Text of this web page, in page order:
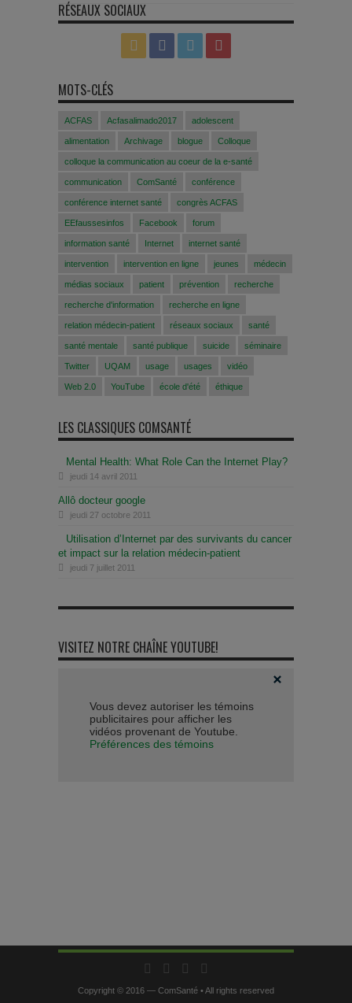
RÉSEAUX SOCIAUX
MOTS-CLÉS
ACFAS Acfasalimado2017 adolescent
alimentation Archivage blogue Colloque
colloque la communication au coeur de la e-santé
communication ComSanté conférence
conférence internet santé congrès ACFAS
EEfaussesinfos Facebook forum
information santé Internet internet santé
intervention intervention en ligne jeunes médecin
médias sociaux patient prévention recherche
recherche d'information recherche en ligne
relation médecin-patient réseaux sociaux santé
santé mentale santé publique suicide séminaire
Twitter UQAM usage usages vidéo
Web 2.0 YouTube école d'été éthique
LES CLASSIQUES COMSANTÉ
Mental Health: What Role Can the Internet Play?
jeudi 14 avril 2011
Allô docteur google
jeudi 27 octobre 2011
Utilisation d’Internet par des survivants du cancer
et impact sur la relation médecin-patient
jeudi 7 juillet 2011
VISITEZ NOTRE CHAÎNE YOUTUBE!
Vous devez autoriser les témoins
publicitaires pour afficher les
vidéos provenant de Youtube.
Préférences des témoins
Copyright © 2016 — ComSanté • All rights reserved